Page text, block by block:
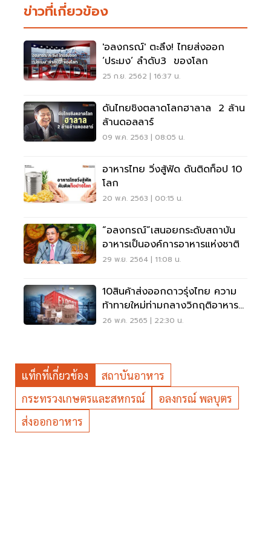
ข่าวที่เกี่ยวข้อง
'อลงกรณ์' ตะลึง! ไทยส่งออก
‘ประมง’ ลำดับ3 ของโลก
25 ก.ย. 2562 | 16:37 น.
ดันไทยชิงตลาดโลกฮาลาล 2 ล้าน
ล้านดอลลาร์
09 พ.ค. 2563 | 08:05 น.
อาหารไทย วิ่งสู้ฟัด ดันติดท็อป 10
โลก
20 พ.ค. 2563 | 00:15 น.
“อลงกรณ์”เสนอยกระดับสถาบัน
อาหารเป็นองค์การอาหารแห่งชาติ
29 พ.ย. 2564 | 11:08 น.
10สินค้าส่งออกดาวรุ่งไทย ความ
ท้าทายใหม่ท่ามกลางวิกฤติอาหาร
โลก
26 พ.ค. 2565 | 22:30 น.
แท็กที่เกี่ยวข้อง
สถาบันอาหาร
กระทรวงเกษตรและสหกรณ์
อลงกรณ์ พลบุตร
ส่งออกอาหาร